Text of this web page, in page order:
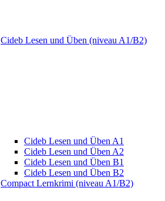
Cideb Lesen und Üben (niveau A1/B2)
Cideb Lesen und Üben A1
Cideb Lesen und Üben A2
Cideb Lesen und Üben B1
Cideb Lesen und Üben B2
Compact Lernkrimi (niveau A1/B2)